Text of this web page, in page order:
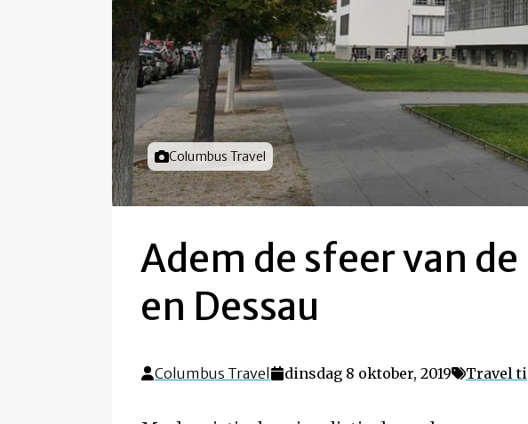
Foto door
Columbus Travel
Adem de sfeer van
en Dessau
Columbus Travel dinsdag 8 oktober, 2019 Travel